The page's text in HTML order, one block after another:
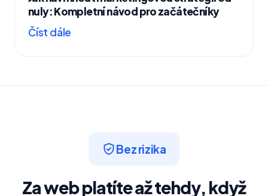
nuly: Kompletní návod pro začátečníky
Číst dále
Bez rizika
Za web platíte až tehdy, když